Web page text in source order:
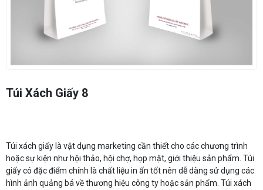
Túi Xách Giấy 8
Túi xách giấy là vật dụng marketing cần thiết cho các chương trình
hoặc sự kiện như hội thảo, hội chợ, họp mặt, giới thiệu sản phẩm. Túi
giấy có đặc điểm chính là chất liệu in ấn tốt nên dễ dàng sử dụng các
hình ảnh quảng bá về thương hiệu công ty hoặc sản phẩm. Túi xách